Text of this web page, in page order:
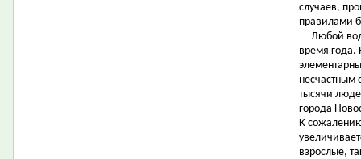
случаев,
правилами
Любой
время года.
тысячи
города
К
взрослые,